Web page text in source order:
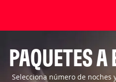
PAQUETES A
Selecciona número de noches